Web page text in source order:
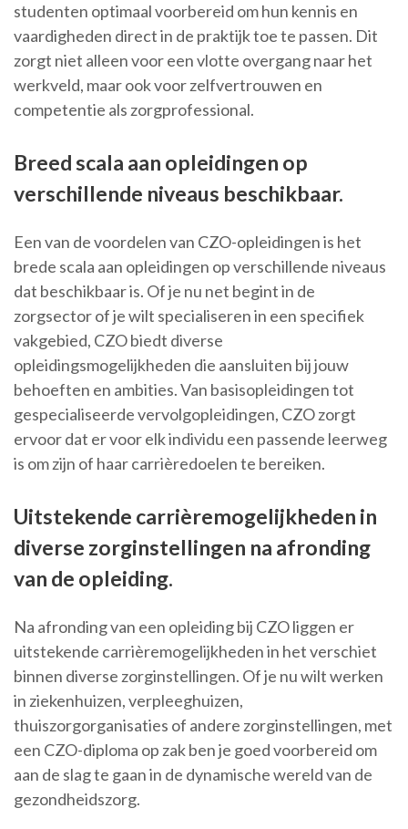
studenten optimaal voorbereid om hun kennis en
vaardigheden direct in de praktijk toe te passen. Dit
zorgt niet alleen voor een vlotte overgang naar het
werkveld, maar ook voor zelfvertrouwen en
competentie als zorgprofessional.
Breed scala aan opleidingen op
verschillende niveaus beschikbaar.
Een van de voordelen van CZO-opleidingen is het
brede scala aan opleidingen op verschillende niveaus
dat beschikbaar is. Of je nu net begint in de
zorgsector of je wilt specialiseren in een specifiek
vakgebied, CZO biedt diverse
opleidingsmogelijkheden die aansluiten bij jouw
behoeften en ambities. Van basisopleidingen tot
gespecialiseerde vervolgopleidingen, CZO zorgt
ervoor dat er voor elk individu een passende leerweg
is om zijn of haar carrièredoelen te bereiken.
Uitstekende carrièremogelijkheden in
diverse zorginstellingen na afronding
van de opleiding.
Na afronding van een opleiding bij CZO liggen er
uitstekende carrièremogelijkheden in het verschiet
binnen diverse zorginstellingen. Of je nu wilt werken
in ziekenhuizen, verpleeghuizen,
thuiszorgorganisaties of andere zorginstellingen, met
een CZO-diploma op zak ben je goed voorbereid om
aan de slag te gaan in de dynamische wereld van de
gezondheidszorg.